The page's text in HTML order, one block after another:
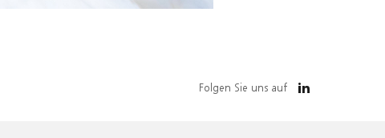
Folgen Sie uns auf